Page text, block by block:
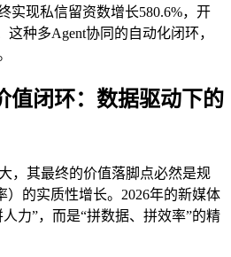
实现私信留资数增长580.6%，开
这种多Agent协同的自动化闭环，
值闭环：数据驱动下的
，其最终的价值落脚点必然是规
）的实质性增长。2026年的新媒体
力”，而是“拼数据、拼效率”的精